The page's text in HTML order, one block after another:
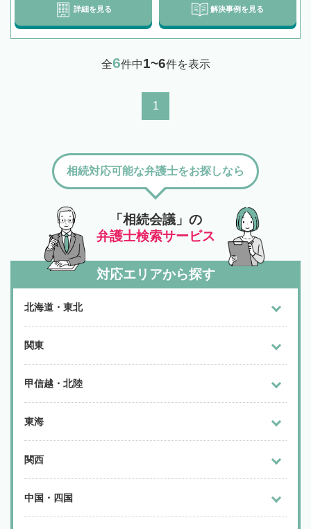
詳細を見る 解決事例を見る
全6件中1~6件を表示
1
「相続会議」の
弁護士検索サービス
相続対応可能な弁護士をお探しなら
対応エリアから探す
北海道・東北
関東
甲信越・北陸
東海
関西
中国・四国